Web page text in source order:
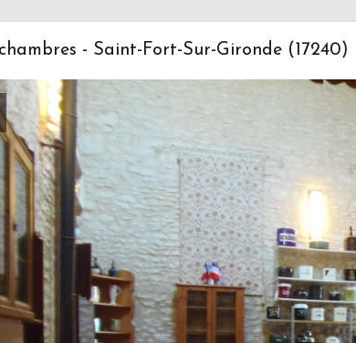
- Saint-Fort-Sur-Gironde (17240)